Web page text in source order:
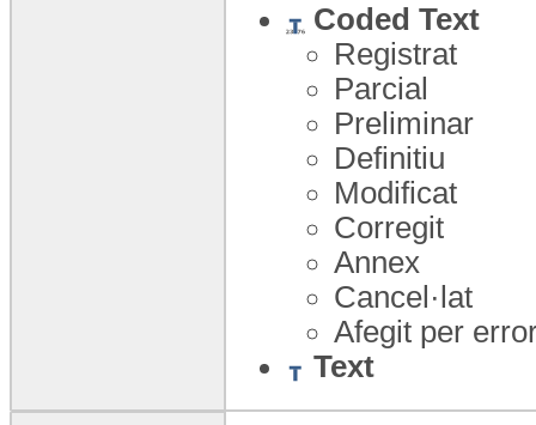
Coded Text
Registrat
Parcial
Preliminar
Definitiu
Modificat
Corregit
Annex
Cancel·lat
Afegit per
Text